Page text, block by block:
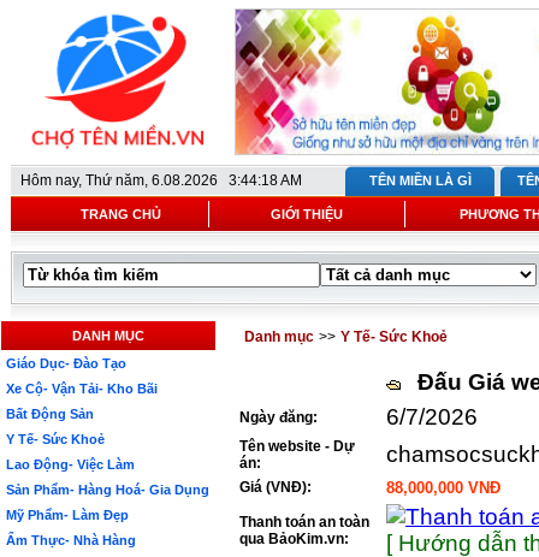
Hôm nay, Thứ năm, 6.08.2026 3:44:18 AM TÊN MIỀN LÀ GÌ
TRANG CHỦ GIỚI THIỆU PHƯƠNG
DANH MỤC
Giáo Dục- Đào Tạo
Xe Cộ- Vận Tải- Kho Bãi
Bất Động Sản
Y Tế- Sức Khoẻ
Lao Động- Việc Làm
Sản Phẩm- Hàng Hoá- Gia Dụng
Mỹ Phẩm- Làm Đẹp
Ẩm Thực- Nhà Hàng
Danh mục >> Y Tế- Sức Khoẻ
Đấu Giá
Ngày đăng: 6/7/2026
Tên website - Dự
án:
Giá (VNĐ): 88,000,000 VNĐ
Thanh toán an toàn
qua BảoKim.vn:
[ Hướng dẫn